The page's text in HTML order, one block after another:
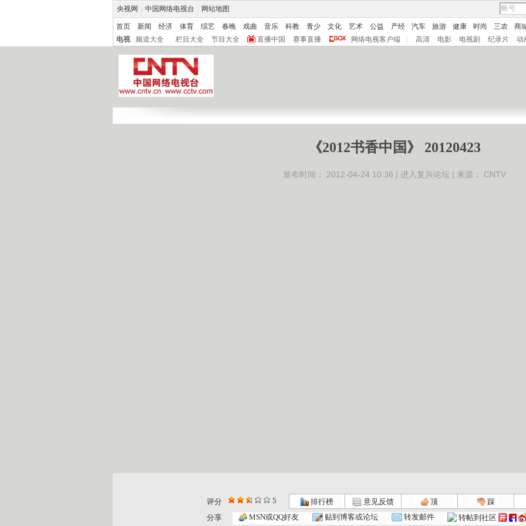
央视网 中国网络电视台 网站地图
首页 新闻 经济 体育 综艺 春晚 戏曲 音乐 科教 青少 文化 艺术 公益 产经 汽车 旅游 健康 时尚 三农
商
电视
频道大全 栏目大全 节目大全 直播中国 赛事直播 网络电视客户端 高清 电影 电视剧 纪录片 动
《2012书香中国》 20120423
发布时间： 2012-04-24 10:36 | 进入复兴论坛 | 来源： CNTV
评分 5 排行榜 意见反馈 顶
踩
分享
MSN或QQ好友 贴到博客或论坛 转发邮件 转帖到社区